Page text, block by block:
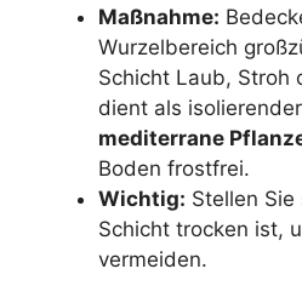
Maßnahme:
Wurzelbereich
Schicht Laub, Stroh
dient als isolierender
mediterrane
Boden frostfrei.
Wichtig: Stellen
Schicht trocken ist,
vermeiden.